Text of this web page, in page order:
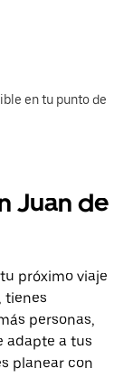
en tu punto de
Juan de
próximo viaje
tienes
personas,
adapte a tus
planear con